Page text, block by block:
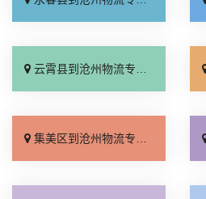
云霄县到沧州物流专线_几天到达「全程定位」
集美区到沧州物流专线_收费标准「要多少钱」